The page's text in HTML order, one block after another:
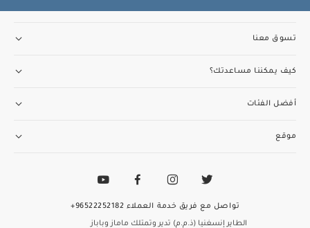
تسوق معنا
كيف يمكننا مساعدتك؟
أفضل الفئات
موقع
الطاير إنسغنيا (ذ.م.م) تدير وتمتلك ماماز وباباز
تواصل مع فريق خدمة العملاء 96522252182+